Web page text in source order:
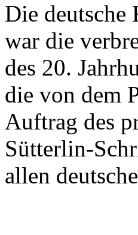
Die
war die
des 20.
die von dem
Auftrag des
Sütterlin-
allen